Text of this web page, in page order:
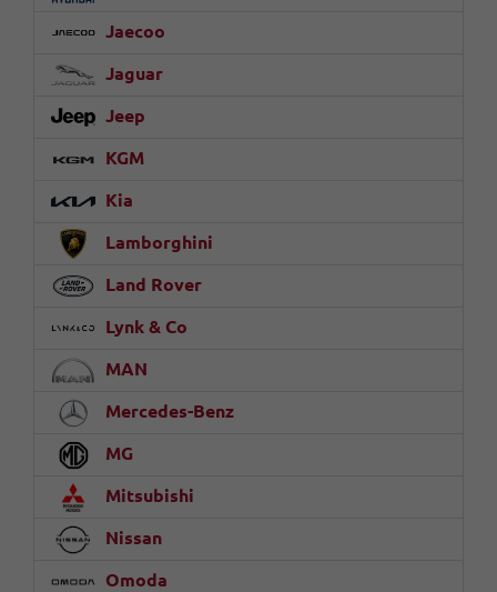
Jaecoo
Jaguar
Jeep
KGM
Kia
Lamborghini
Land Rover
Lynk & Co
MAN
Mercedes-Benz
MG
Mitsubishi
Nissan
Omoda